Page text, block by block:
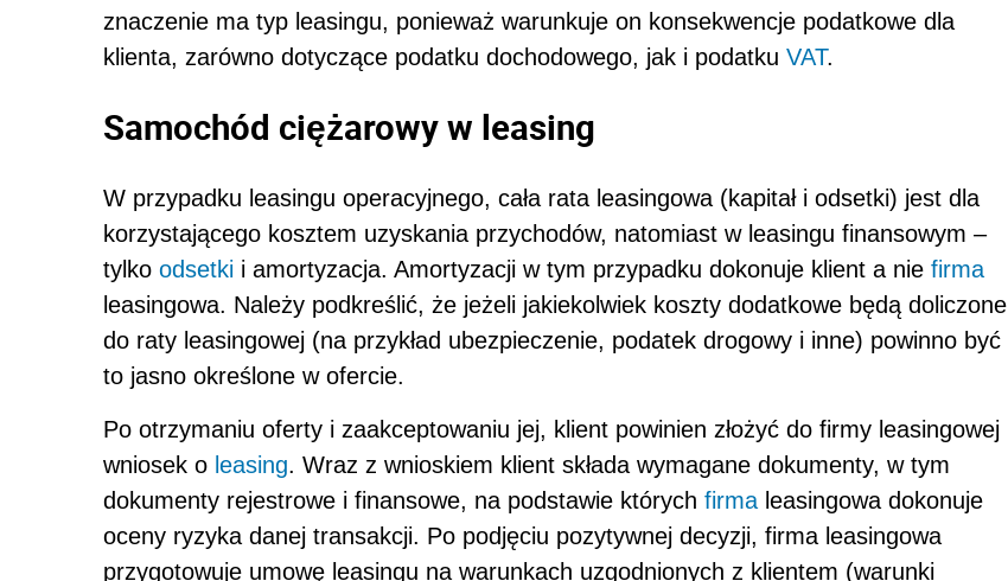
znaczenie ma typ leasingu, ponieważ warunkuje on konsekwencje podatkowe dla
klienta, zarówno dotyczące podatku dochodowego, jak i podatku VAT.
Samochód ciężarowy w leasing
W przypadku leasingu operacyjnego, cała rata leasingowa (kapitał i odsetki) jest dla
korzystającego kosztem uzyskania przychodów, natomiast w leasingu finansowym –
tylko odsetki i amortyzacja. Amortyzacji w tym przypadku dokonuje klient a nie firma
leasingowa. Należy podkreślić, że jeżeli jakiekolwiek koszty dodatkowe będą doliczone
do raty leasingowej (na przykład ubezpieczenie, podatek drogowy i inne) powinno być
to jasno określone w ofercie.
Po otrzymaniu oferty i zaakceptowaniu jej, klient powinien złożyć do firmy leasingowej
wniosek o leasing. Wraz z wnioskiem klient składa wymagane dokumenty, w tym
dokumenty rejestrowe i finansowe, na podstawie których firma leasingowa dokonuje
oceny ryzyka danej transakcji. Po podjęciu pozytywnej decyzji, firma leasingowa
przygotowuje umowę leasingu na warunkach uzgodnionych z klientem (warunki